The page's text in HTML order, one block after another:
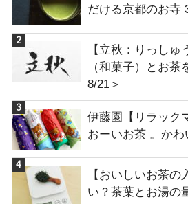
だける京都のお寺
【立秋：りっし
（和菓子）とお
8/21＞
伊藤園【リラック
おーいお茶 。かわ
【おいしいお茶
い？茶葉とお湯の